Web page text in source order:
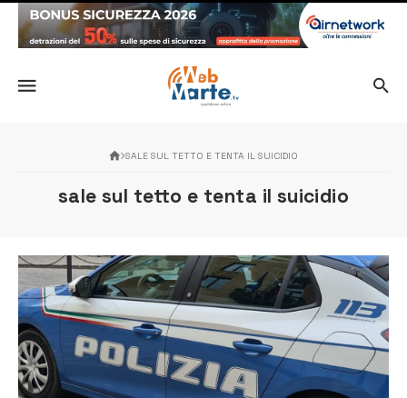
SALE SUL TETTO E TENTA IL SUICIDIO
sale sul tetto e tenta il suicidio